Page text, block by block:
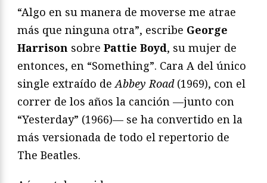
“Algo en su manera de moverse me atrae
más que ninguna otra”, escribe George
Harrison sobre Pattie Boyd, su mujer de
entonces, en “Something”. Cara A del único
single extraído de Abbey Road (1969), con el
correr de los años la canción —junto con
“Yesterday” (1966)— se ha convertido en la
más versionada de todo el repertorio de
The Beatles.